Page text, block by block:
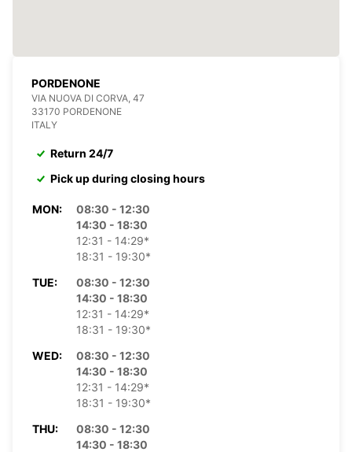
PORDENONE
VIA NUOVA DI CORVA, 47
33170 PORDENONE
ITALY
Return 24/7
Pick up during closing hours
MON:
08:30 - 12:30
14:30 - 18:30
12:31 - 14:29*
18:31 - 19:30*
TUE:
08:30 - 12:30
14:30 - 18:30
12:31 - 14:29*
18:31 - 19:30*
WED:
08:30 - 12:30
14:30 - 18:30
12:31 - 14:29*
18:31 - 19:30*
THU:
08:30 - 12:30
14:30 - 18:30